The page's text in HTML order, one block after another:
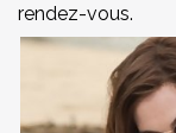
rendez-vous.